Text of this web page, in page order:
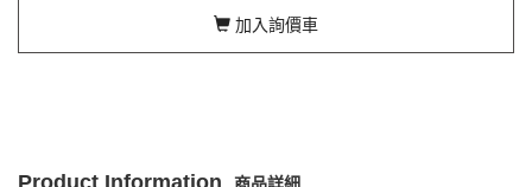
加入詢價車
Product Information